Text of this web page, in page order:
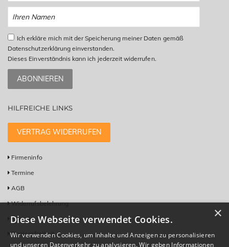
Ich erkläre mich mit der Speicherung meiner Daten gemäß
Datenschutzerklärung einverstanden.
Dieses Einverständnis kann ich jederzeit widerrufen.
ABONNIEREN
HILFREICHE LINKS
VERTRAG WIDERRUFEN
Firmeninfo
Termine
AGB
Widerrufsbelehrung
Kontakt
Barrierefreiheit
×
Diese Webseite verwendet Cookies.
Wir verwenden Cookies, um Inhalte und Anzeigen zu personalisieren
und unseren Datenverkehr zu analysieren. Wir geben Informationen